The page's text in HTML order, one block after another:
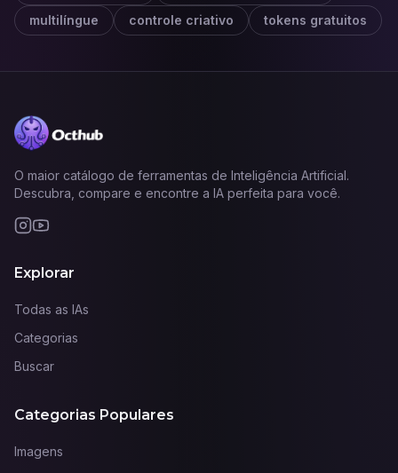
multilíngue
controle criativo tokens gratuitos
O maior catálogo de ferramentas de Inteligência Artificial.
Descubra, compare e encontre a IA perfeita para você.
Explorar
Todas as IAs
Categorias
Buscar
Categorias Populares
Imagens